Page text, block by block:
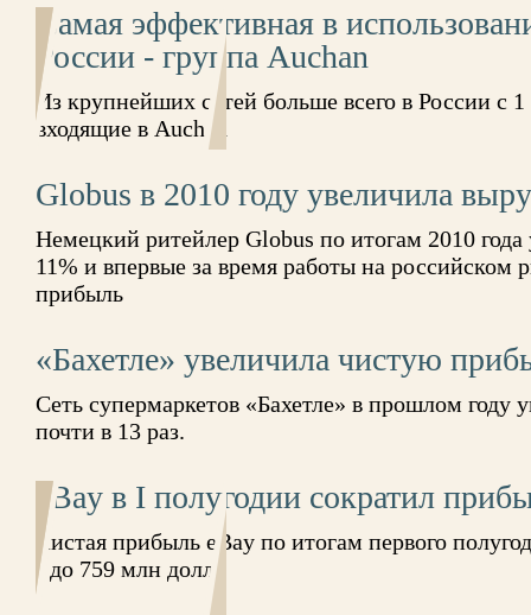
Самая эффективная в
России - группа Auchan
Из крупнейших сетей больше всего в России с
входящие в Auchan
Globus в 2010 году увеличила
Немецкий ритейлер Globus по итогам 2010
11% и впервые за время работы на российском
прибыль
«Бахетле» увеличила чистую
Сеть супермаркетов «Бахетле» в прошлом году
почти в 13 раз.
eBay в I полугодии сократил
Чистая прибыль eBay по итогам первого
- до 759 млн долл.